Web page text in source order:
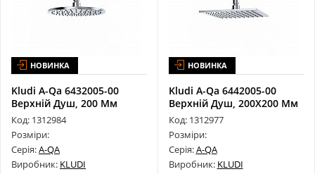
НОВИНКА
Kludi A-Qa 6432005-00
Верхній Душ, 200 Мм
Код: 1312984
Розміри:
Серія:A-QA
Виробник: KLUDI
НОВИНКА
Kludi A-Qa 6442005-00
Верхній Душ, 200X200 Мм
Код: 1312977
Розміри:
Серія:A-QA
Виробник: KLUDI